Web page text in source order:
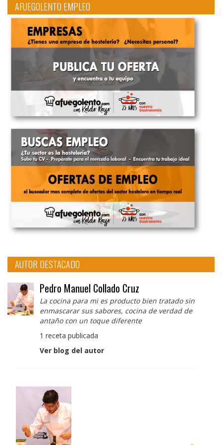
AFUEGOLENTO EMPLEO
AUTOR DESTACADO
Pedro Manuel Collado Cruz
La cocina para mi es producto bien tratado sin
enmascarar sus sabores, cocina de verdad de
antaño con un toque diferente
1 receta publicada
Ver blog del autor